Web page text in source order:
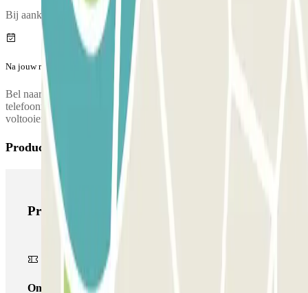
Bij aankomst is er een inspectie van jouw voertuig.
Na jouw reis
Bel naar de parkeergarage voor het ophalen van jouw auto. Het
telefoonnummer van de parkeergarage wordt gegeven na het
voltooien van de reservering
Producten van Parclick
Producten van Parclick
Onepass